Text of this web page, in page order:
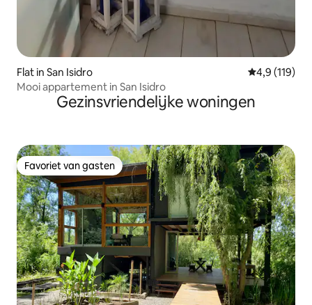
Flat in San Isidro Gemiddelde
4,9 (119)
Mooi appartement in San Isidro
Gezinsvriendelijke woningen
Favoriet van gasten
Favoriet van gasten